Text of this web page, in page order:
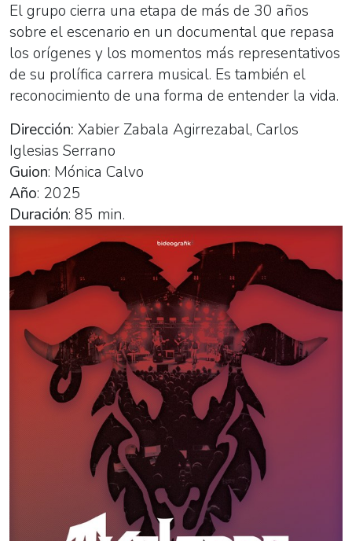
El grupo cierra una etapa de más de 30 años
sobre el escenario en un documental que repasa
los orígenes y los momentos más representativos
de su prolífica carrera musical. Es también el
reconocimiento de una forma de entender la vida.
Dirección: Xabier Zabala Agirrezabal, Carlos
Iglesias Serrano
Guion: Mónica Calvo
Año: 2025
Duración: 85 min.